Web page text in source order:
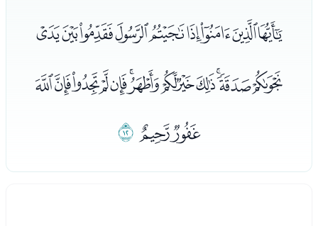
ﭑﭒﭓﭔﭕﭖﭗﭘﭙ
ﭚﭛﭜﭝﭞﭟﭠﭡﭢﭣﭤﭥﭦ
ﭧﭨﭩ